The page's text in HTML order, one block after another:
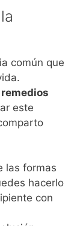
común que
este
las formas
hacerlo
con